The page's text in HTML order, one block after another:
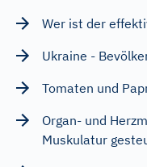
Wer ist der
Ukraine -
Tomaten und
Organ- und
Muskulatur